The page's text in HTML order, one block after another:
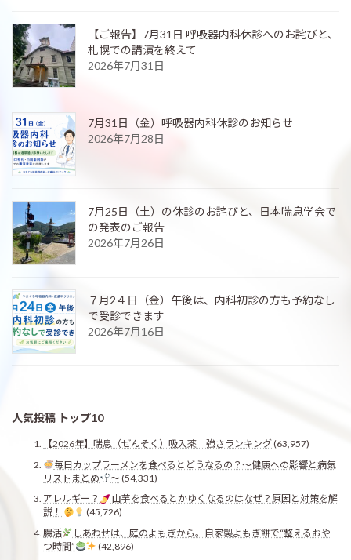
【ご報告】7月31日 呼吸器内科休診へのお詫びと、
札幌での講演を終えて
2026年7月31日
7月31日（金）呼吸器内科休診のお知らせ
2026年7月28日
7月25日（土）の休診のお詫びと、日本喘息学会で
の発表のご報告
2026年7月26日
７月2４日（金）午後は、内科初診の方も予約なし
で受診できます
2026年7月16日
人気投稿 トップ10
【2026年】喘息（ぜんそく）吸入薬 強さランキング(63,957)
毎日カップラーメンを食べるとどうなるの？〜健康への影響と病気
リストまとめ
〜(54,331)
アレルギー？
山芋を食べるとかゆくなるのはなぜ？原因と対策を解
説！
(45,726)
腸活
しあわせは、庭のよもぎから。自家製よもぎ餅で“整えるおや
つ時間”
(42,896)